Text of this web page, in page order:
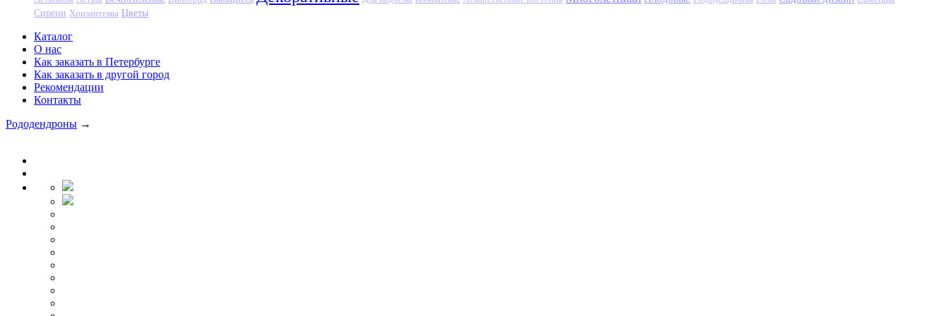
Сирени Хризантемы Цветы
Каталог
О нас
Как заказать в Петербурге
Как заказать в другой город
Рекомендации
Контакты
Рододендроны →